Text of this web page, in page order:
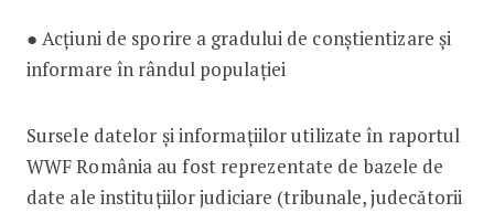
● Acțiuni de sporire a gradului de conștientizare și
informare în rândul populației
Sursele datelor și informațiilor utilizate în raportul
WWF România au fost reprezentate de bazele de
date ale instituțiilor judiciare (tribunale, judecătorii